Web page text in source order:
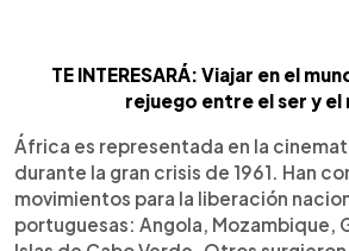
TE INTERESARÁ: Viajar en el
rejuego entre el ser y el
África es representada en la
durante la gran crisis de 1961. Han
movimientos para la liberación
portuguesas: Angola, Mozambique,